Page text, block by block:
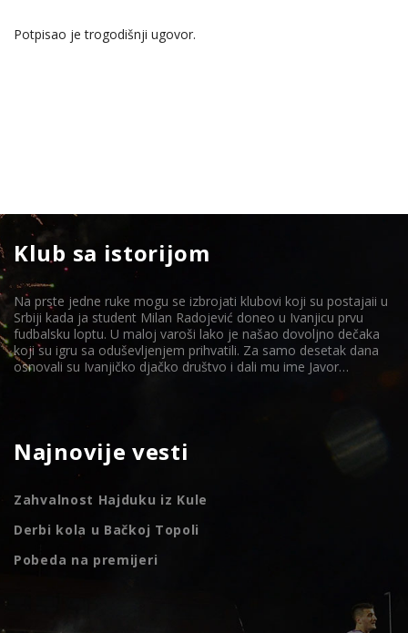
Potpisao je trogodišnji ugovor.
Klub sa istorijom
Na prste jedne ruke mogu se izbrojati klubovi koji su postajaii u
Srbiji kada ja student Milan Radojević doneo u Ivanjicu prvu
fudbalsku loptu. U maloj varoši lako je našao dovoljno dečaka
koji su igru sa oduševljenjem prihvatili. Za samo desetak dana
osnovali su Ivanjičko djačko društvo i dali mu ime Javor…
Najnovije vesti
Zahvalnost Hajduku iz Kule
Derbi kola u Bačkoj Topoli
Pobeda na premijeri